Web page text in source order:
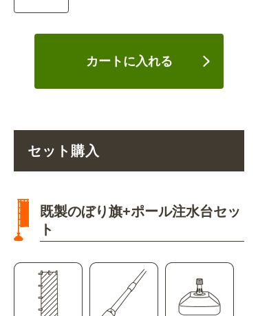
カートに入れる
セット購入
既製のぼり旗+ポール注水台セッ
ト